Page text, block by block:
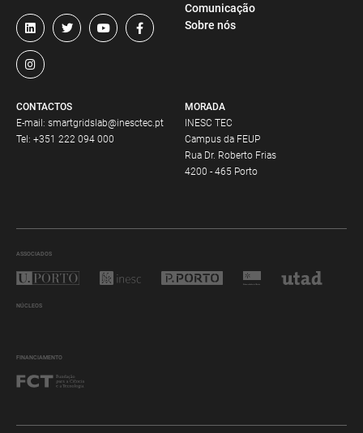
MORADA
INESC TEC
Campus da FEUP
Rua Dr. Roberto Frias
4200 - 465 Porto
CONTACTOS
E-mail: smartgridslab@inesctec.pt
Tel: +351 222 094 000
Comunicação
Sobre nós
ASSOCIADOS
NÚCLEOS
FINANCIAMENTO